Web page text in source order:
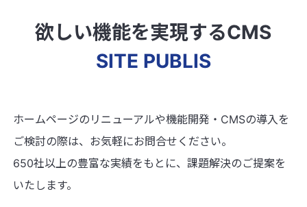
欲しい機能を実現するCMS
SITE PUBLIS
ホームページのリニューアルや機能開発・CMSの導入を
ご検討の際は、お気軽にお問合せください。
650社以上の豊富な実績をもとに、課題解決のご提案を
いたします。